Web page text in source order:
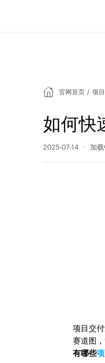
官网首页 / 项
如何快
2025-07-14 791
项目交
赛道图
有哪些